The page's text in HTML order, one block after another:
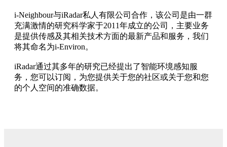
i-Neighbour与iRadar私人有限公司合作，该公司是由一群
充满激情的研究科学家于2011年成立的公司，主要业务
是提供传感及其相关技术方面的最新产品和服务，我们
将其命名为i-Environ。
iRadar通过其多年的研究已经提出了智能环境感知服
务，您可以订阅，为您提供关于您的社区或关于您和您
的个人空间的准确数据。